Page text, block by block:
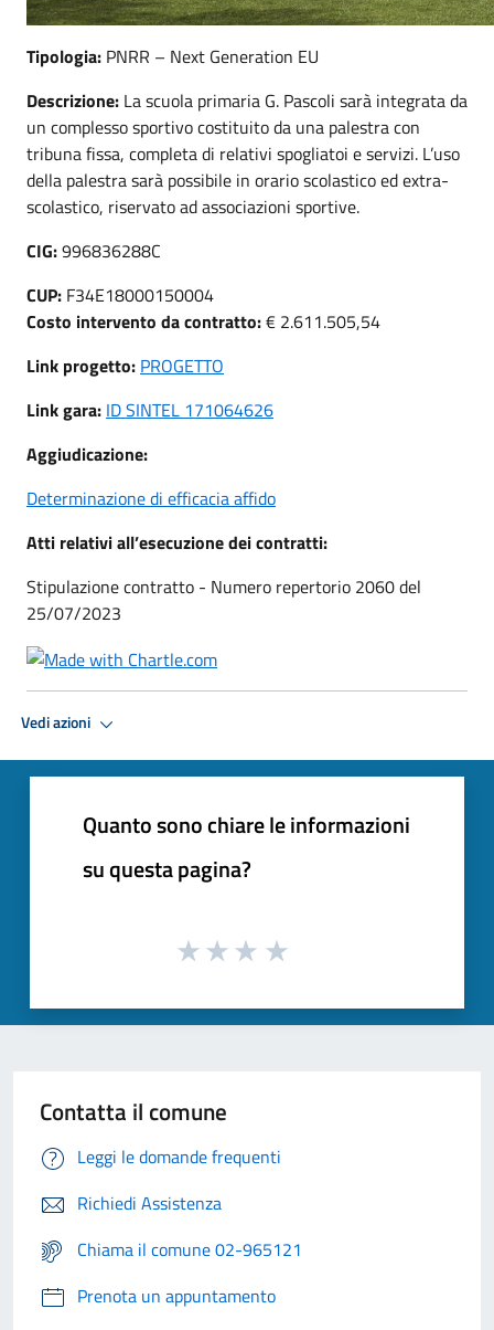
Tipologia: PNRR – Next Generation EU
Descrizione: La scuola primaria G. Pascoli sarà integrata da
un complesso sportivo costituito da una palestra con
tribuna fissa, completa di relativi spogliatoi e servizi. L’uso
della palestra sarà possibile in orario scolastico ed extra-
scolastico, riservato ad associazioni sportive.
CIG:996836288C
CUP: F34E18000150004
Costo intervento da contratto:€ 2.611.505,54
Link progetto: PROGETTO
Link gara: ID SINTEL 171064626
Aggiudicazione:
Determinazione di efficacia affido
Atti relativi all’esecuzione dei contratti:
Stipulazione contratto - Numero repertorio 2060 del
25/07/2023
Vedi azioni
Quanto sono chiare le informazioni
su questa pagina?
Contatta il comune
Leggi le domande frequenti
Richiedi Assistenza
Chiama il comune 02-965121
Prenota un appuntamento